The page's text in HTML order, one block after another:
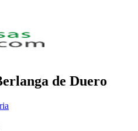
de Duero